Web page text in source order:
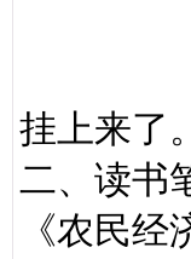
5、《
这几篇
挂上来了。
二、读书
《农民经